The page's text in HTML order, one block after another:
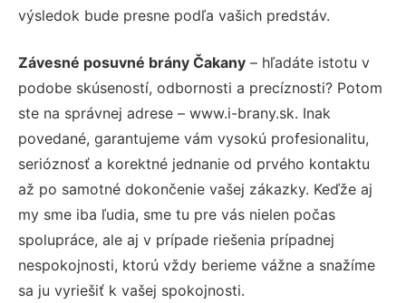
výsledok bude presne podľa vašich predstáv.
Závesné posuvné brány Čakany – hľadáte istotu v
podobe skúseností, odbornosti a precíznosti? Potom
ste na správnej adrese – www.i-brany.sk. Inak
povedané, garantujeme vám vysokú profesionalitu,
serióznosť a korektné jednanie od prvého kontaktu
až po samotné dokončenie vašej zákazky. Keďže aj
my sme iba ľudia, sme tu pre vás nielen počas
spolupráce, ale aj v prípade riešenia prípadnej
nespokojnosti, ktorú vždy berieme vážne a snažíme
sa ju vyriešiť k vašej spokojnosti.